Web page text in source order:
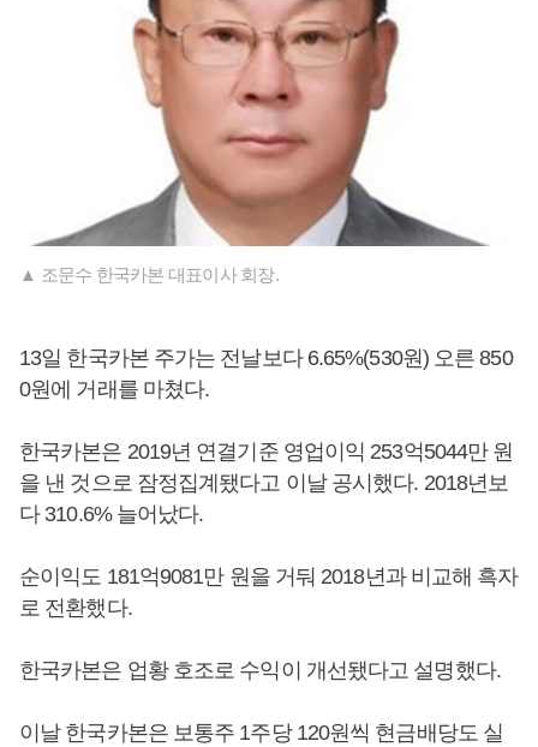
▲ 조문수 한국카본 대표이사 회장.
13일 한국카본 주가는 전날보다 6.65%(530원) 오른 850
0원에 거래를 마쳤다.
한국카본은 2019년 연결기준 영업이익 253억5044만 원
을 낸 것으로 잠정집계됐다고 이날 공시했다. 2018년보
다 310.6% 늘어났다.
순이익도 181억9081만 원을 거둬 2018년과 비교해 흑자
로 전환했다.
한국카본은 업황 호조로 수익이 개선됐다고 설명했다.
이날 한국카본은 보통주 1주당 120원씩 현금배당도 실